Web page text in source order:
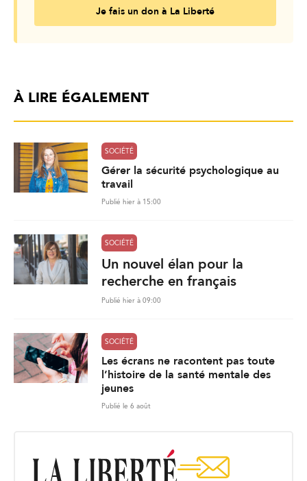
Je fais un don à La Liberté
À LIRE ÉGALEMENT
SOCIÉTÉ
Gérer la sécurité psychologique au
travail
Publié hier à 15:00
SOCIÉTÉ
Un nouvel élan pour la
recherche en français
Publié hier à 09:00
SOCIÉTÉ
Les écrans ne racontent pas toute
l’histoire de la santé mentale des
jeunes
Publié le 6 août